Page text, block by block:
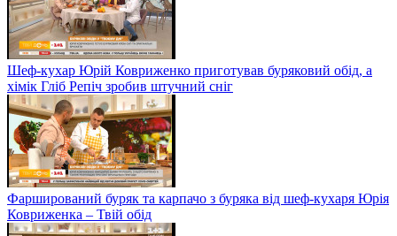
Шеф-кухар Юрій Ковриженко приготував буряковий обід, а
хімік Гліб Репіч зробив штучний сніг
Фарширований буряк та карпачо з буряка від шеф-кухаря Юрія
Ковриженка – Твій обід